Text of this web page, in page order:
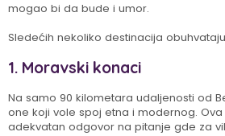
mogao bi da bude i umor.
Sledećih nekoliko destinacija
1. Moravski konaci
Na samo 90 kilometara udaljenosti od
one koji vole spoj etna i modernog.
adekvatan odgovor na pitanje gde za